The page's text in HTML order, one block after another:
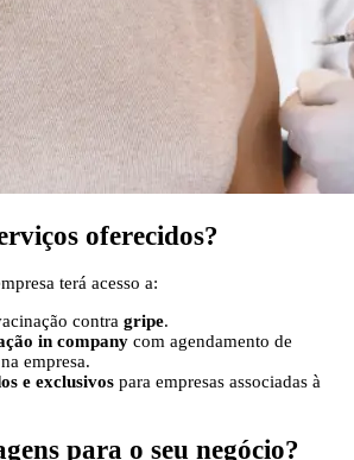
oferecidos?
terá acesso a:
contra gripe.
in company com agendamento de
empresa.
e exclusivos para empresas associadas à
para o seu negócio?